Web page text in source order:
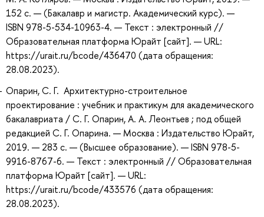
152 с. — (Бакалавр и магистр. Академический курс). —
ISBN 978-5-534-10963-4. — Текст : электронный //
Образовательная платформа Юрайт [сайт]. — URL:
https://urait.ru/bcode/436470 (дата обращения:
28.08.2023).
Опарин, С. Г. Архитектурно-строительное
проектирование : учебник и практикум для академического
бакалавриата / С. Г. Опарин, А. А. Леонтьев ; под общей
редакцией С. Г. Опарина. — Москва : Издательство Юрайт,
2019. — 283 с. — (Высшее образование). — ISBN 978-5-
9916-8767-6. — Текст : электронный // Образовательная
платформа Юрайт [сайт]. — URL:
https://urait.ru/bcode/433576 (дата обращения:
28.08.2023).